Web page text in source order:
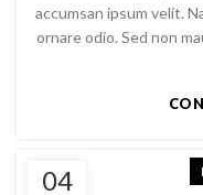
accumsan ipsum velit.
ornare odio. Sed non
04